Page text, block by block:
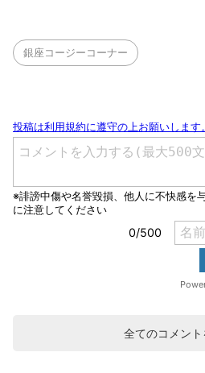
銀座コージーコーナー
全てのコメント